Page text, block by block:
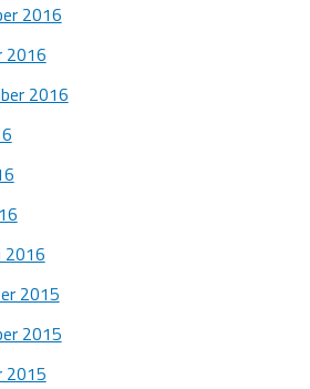
2016
2016
2016
2016
2015
2015
2015